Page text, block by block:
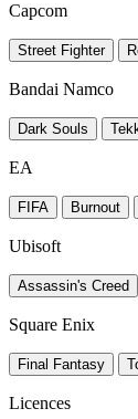
Capcom
Street Fighter
Bandai Namco
Dark Souls
EA
FIFA Burnout
Ubisoft
Assassin's Creed
Square Enix
Final Fantasy
Licences